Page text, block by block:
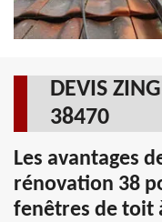
DEVIS
38470
Les avantages
rénovation 38
fenêtres de toit